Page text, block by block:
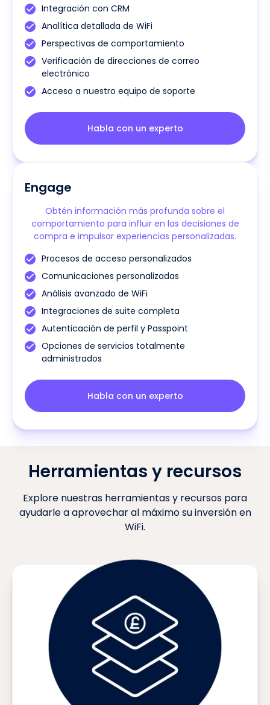
Integración con CRM
Analítica detallada de WiFi
Perspectivas de comportamiento
Verificación de direcciones de correo
electrónico
Acceso a nuestro equipo de soporte
Habla con un experto
Engage
Obtén información más profunda sobre el
comportamiento para influir en las decisiones de
compra e impulsar experiencias personalizadas.
Procesos de acceso personalizados
Comunicaciones personalizadas
Análisis avanzado de WiFi
Integraciones de suite completa
Autenticación de perfil y Passpoint
Opciones de servicios totalmente
administrados
Habla con un experto
Herramientas y recursos
Explore nuestras herramientas y recursos para
ayudarle a aprovechar al máximo su inversión en
WiFi.